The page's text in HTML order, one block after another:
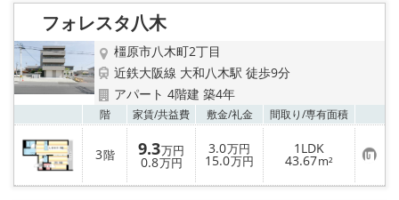
路線·駅から探す
地域から探す
地図から探す
AcePlanner公式ライン
SNS
フォレスタ八木
橿原市八木町2丁目
近鉄大阪線 大和八木駅 徒歩9分
アパート 4階建 築4年
階 家賃/共益費 敷金/礼金 間取り/専有面積
3階 9.3万円
0.8万円
3.0万円
15.0万円
1LDK
43.67m² お
気
に